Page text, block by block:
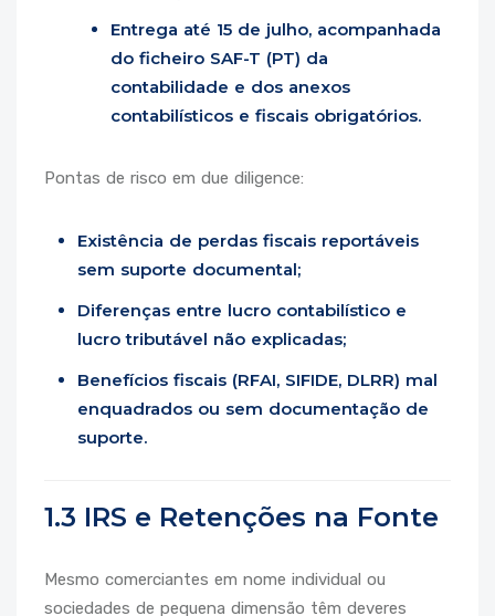
Entrega até 15 de julho, acompanhada
do ficheiro SAF-T (PT) da
contabilidade e dos anexos
contabilísticos e fiscais obrigatórios.
Pontas de risco em due diligence:
Existência de perdas fiscais reportáveis
sem suporte documental;
Diferenças entre lucro contabilístico e
lucro tributável não explicadas;
Benefícios fiscais (RFAI, SIFIDE, DLRR) mal
enquadrados ou sem documentação de
suporte.
1.3 IRS e Retenções na Fonte
Mesmo comerciantes em nome individual ou
sociedades de pequena dimensão têm deveres